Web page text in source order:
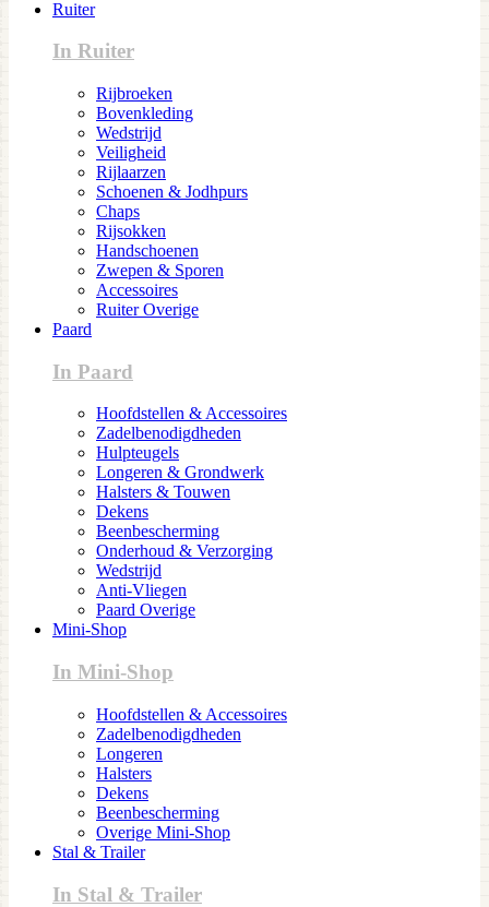
Ruiter
In Ruiter
Rijbroeken
Bovenkleding
Wedstrijd
Veiligheid
Rijlaarzen
Schoenen & Jodhpurs
Chaps
Rijsokken
Handschoenen
Zwepen & Sporen
Accessoires
Ruiter Overige
Paard
In Paard
Hoofdstellen & Accessoires
Zadelbenodigdheden
Hulpteugels
Longeren & Grondwerk
Halsters & Touwen
Dekens
Beenbescherming
Onderhoud & Verzorging
Wedstrijd
Anti-Vliegen
Paard Overige
Mini-Shop
In Mini-Shop
Hoofdstellen & Accessoires
Zadelbenodigdheden
Longeren
Halsters
Dekens
Beenbescherming
Overige Mini-Shop
Stal & Trailer
In Stal & Trailer